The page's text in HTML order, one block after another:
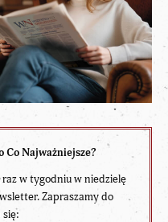
Co Najważniejsze?
w tygodniu w niedzielę
Zapraszamy do
się: